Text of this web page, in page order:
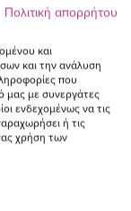
NEW IN
Πολιτική απορρήτου
και
και την ανάλυση
που
μας με συνεργάτες
ενδεχομένως να τις
ή τις
χρήση των